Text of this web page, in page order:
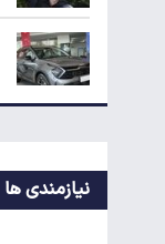
نیازمندی ها